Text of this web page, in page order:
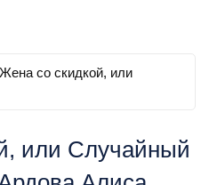
Жена со скидкой, или
или Случайный